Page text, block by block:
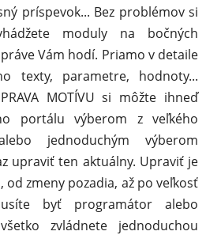
príspevok... Bez problémov si
moduly na bočných
Vám hodí. Priamo v detaile
texty, parametre, hodnoty...
MOTÍVU si môžte ihneď
portálu výberom z veľkého
jednoduchým výberom
upraviť ten aktuálny. Upraviť je
od zmeny pozadia, až po veľkosť
byť programátor alebo
zvládnete jednoduchou